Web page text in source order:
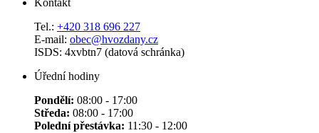
Kontakt
Tel.: +420 318 696 227
E-mail: obec@hvozdany.cz
ISDS: 4xvbtn7 (datová schránka)
Úřední hodiny
Pondělí: 08:00 - 17:00
Středa: 08:00 - 17:00
Polední přestávka: 11:30 - 12:00